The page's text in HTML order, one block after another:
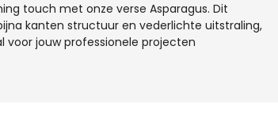
touch met onze verse Asparagus. Dit
kanten structuur en vederlichte uitstraling,
voor jouw professionele projecten